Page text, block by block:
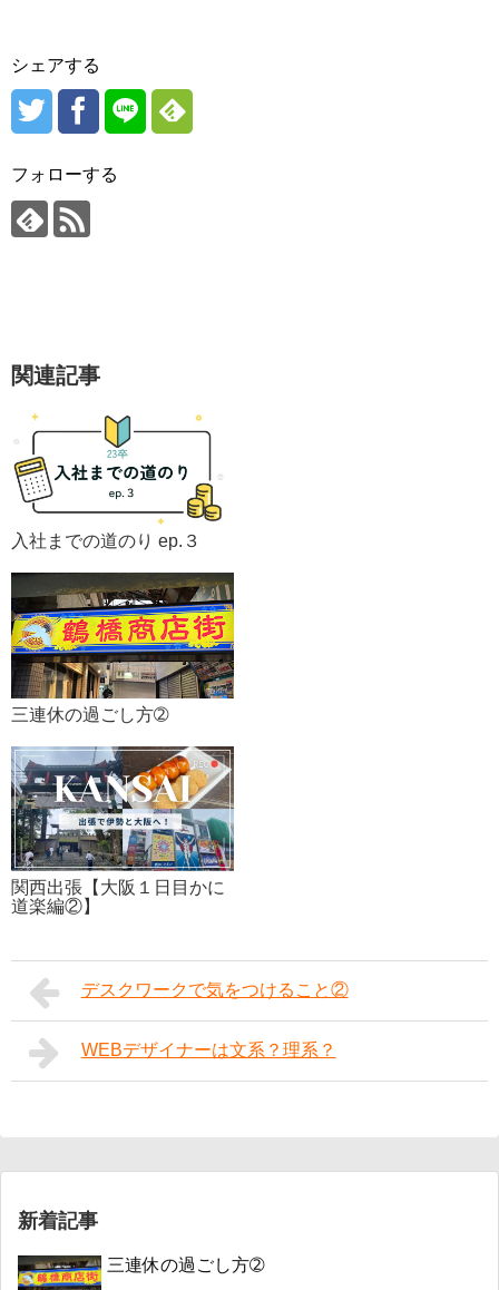
シェアする
フォローする
関連記事
入社までの道のり ep.３
三連休の過ごし方➁
関西出張【大阪１日目かに
道楽編②】
デスクワークで気をつけること②
WEBデザイナーは文系？理系？
新着記事
三連休の過ごし方➁